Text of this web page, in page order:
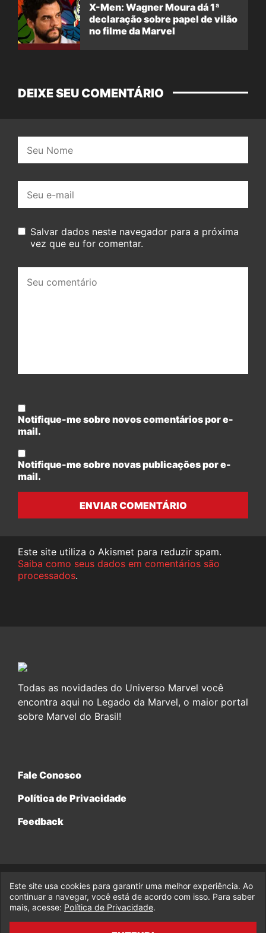
X-Men: Wagner Moura dá 1ª
declaração sobre papel de vilão
no filme da Marvel
DEIXE SEU COMENTÁRIO
mail:
Salvar dados neste navegador para a próxima
vez que eu for comentar.
comentário:
Notifique-me sobre novos comentários por e-
mail.
Notifique-me sobre novas publicações por e-
mail.
ENVIAR COMENTÁRIO
Este site utiliza o Akismet para reduzir spam.
Saiba como seus dados em comentários são
processados.
Todas as novidades do Universo Marvel você
encontra aqui no Legado da Marvel, o maior portal
sobre Marvel do Brasil!
Fale Conosco
Política de Privacidade
Feedback
© 2017-2026 Legado da Marvel, uma empresa da Legado
Enterprises.
fabiolobo
Este site usa cookies para garantir uma melhor experiência. Ao
continuar a navegar, você está de acordo com isso. Para saber
mais, acesse: Política de Privacidade.